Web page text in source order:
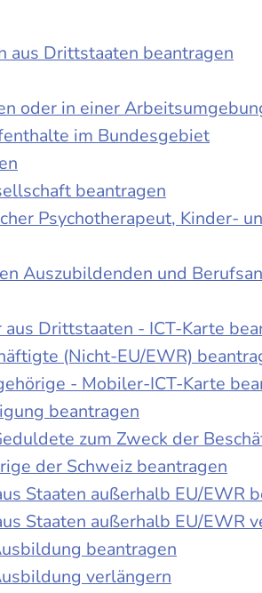
aus Drittstaaten beantragen
oder in einer
im Bundesgebiet
beantragen
Psychotherapeut, Kinder-
Auszubildenden und
Drittstaaten - ICT-Karte
(Nicht-EU/EWR)
- Mobiler-ICT-Karte
beantragen
zum Zweck der
der Schweiz beantragen
Staaten außerhalb EU/EWR
Staaten außerhalb EU/EWR
beantragen
verlängern